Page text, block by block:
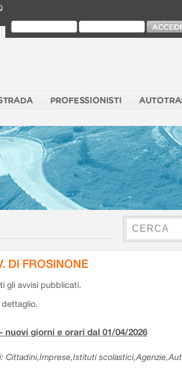
PROFESSIONISTI
DI FROSINONE
gli avvisi pubblicati.
dettaglio.
giorni e orari dal 01/04/2026
Cittadini,Imprese,Istituti